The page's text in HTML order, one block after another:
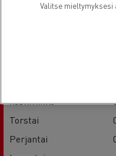
keskiviikko
Torstai
Perjantai
Valitse mieltymyksesi